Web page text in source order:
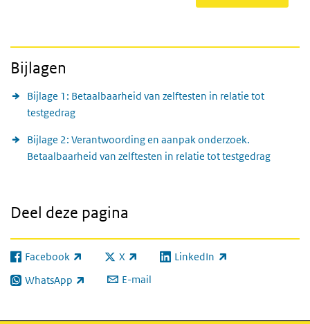
Bijlagen
Bijlage 1: Betaalbaarheid van zelftesten in relatie tot
testgedrag
Bijlage 2: Verantwoording en aanpak onderzoek.
Betaalbaarheid van zelftesten in relatie tot testgedrag
Deel deze pagina
Facebook
(externe link) X
(externe link) LinkedIn
(externe link)
WhatsApp
(externe link) E-mail